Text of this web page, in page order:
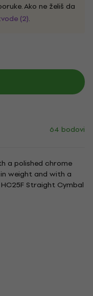
Ako ne želiš da
(2).
64 bodovi
a polished chrome
weight and with a
Straight Cymbal